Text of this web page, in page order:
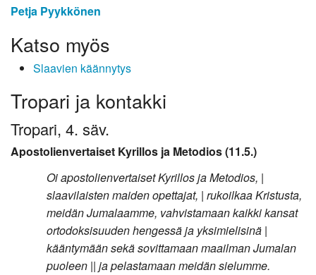
Petja Pyykkönen
Katso myös
Slaavien käännytys
Tropari ja kontakki
Tropari, 4. säv.
Apostolienvertaiset Kyrillos ja Metodios (11.5.)
Oi apostolienvertaiset Kyrillos ja Metodios, |
slaavilaisten maiden opettajat, | rukoilkaa Kristusta,
meidän Jumalaamme, vahvistamaan kaikki kansat
ortodoksisuuden hengessä ja yksimielisinä |
kääntymään sekä sovittamaan maailman Jumalan
puoleen || ja pelastamaan meidän sielumme.